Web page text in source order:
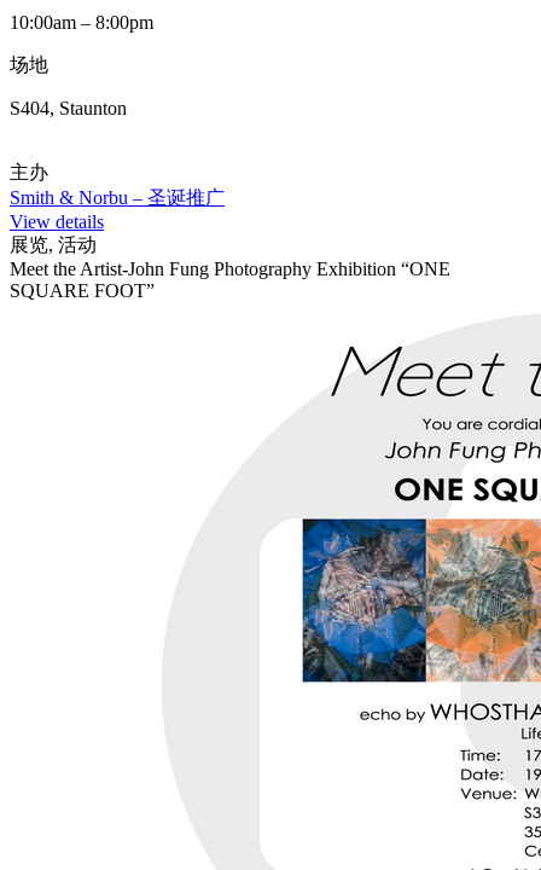
10:00am – 8:00pm
场地
S404, Staunton
主办
Smith & Norbu – 圣诞推广
View details
展览, 活动
Meet the Artist-John Fung Photography Exhibition “ONE
SQUARE FOOT”